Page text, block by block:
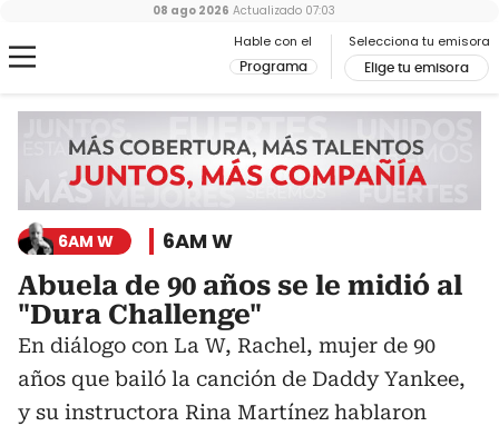
Hable con el
Programa
Selecciona tu emisora
Elige tu emisora
08 ago 2026 Actualizado 07:03
6AM W 6AM W
Abuela de 90 años se le midió al
"Dura Challenge"
En diálogo con La W, Rachel, mujer de 90
años que bailó la canción de Daddy Yankee,
y su instructora Rina Martínez hablaron